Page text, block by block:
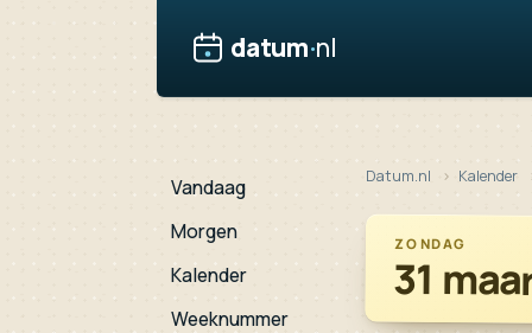
datum·nl
Vandaag
Morgen
Kalender
Weeknummer
Datum.nl Kalender
ZONDAG
31